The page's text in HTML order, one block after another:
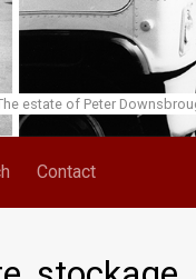
estate of Peter
Contact